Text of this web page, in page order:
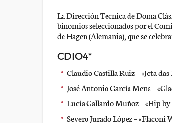
La Dirección Técnica de Doma
binomios seleccionados por el
de Hagen (Alemania), que se
CDIO4*
Claudio Castilla Ruiz – «Jota
José Antonio García Mena –
Lucía Gallardo Muñoz – «Hip by
Severo Jurado López – «Flaconi